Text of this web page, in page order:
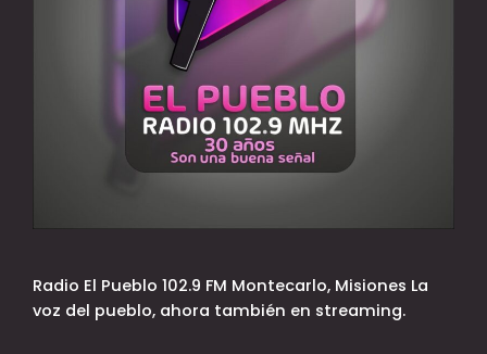
Radio El Pueblo 102.9 FM Montecarlo, Misiones La
voz del pueblo, ahora también en streaming.